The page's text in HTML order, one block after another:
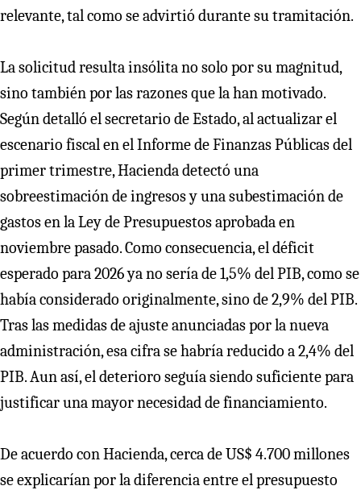
relevante, tal como se advirtió durante su tramitación.
La solicitud resulta insólita no solo por su magnitud,
sino también por las razones que la han motivado.
Según detalló el secretario de Estado, al actualizar el
escenario fiscal en el Informe de Finanzas Públicas del
primer trimestre, Hacienda detectó una
sobreestimación de ingresos y una subestimación de
gastos en la Ley de Presupuestos aprobada en
noviembre pasado. Como consecuencia, el déficit
esperado para 2026 ya no sería de 1,5% del PIB, como se
había considerado originalmente, sino de 2,9% del PIB.
Tras las medidas de ajuste anunciadas por la nueva
administración, esa cifra se habría reducido a 2,4% del
PIB. Aun así, el deterioro seguía siendo suficiente para
justificar una mayor necesidad de financiamiento.
De acuerdo con Hacienda, cerca de US$ 4.700 millones
se explicarían por la diferencia entre el presupuesto